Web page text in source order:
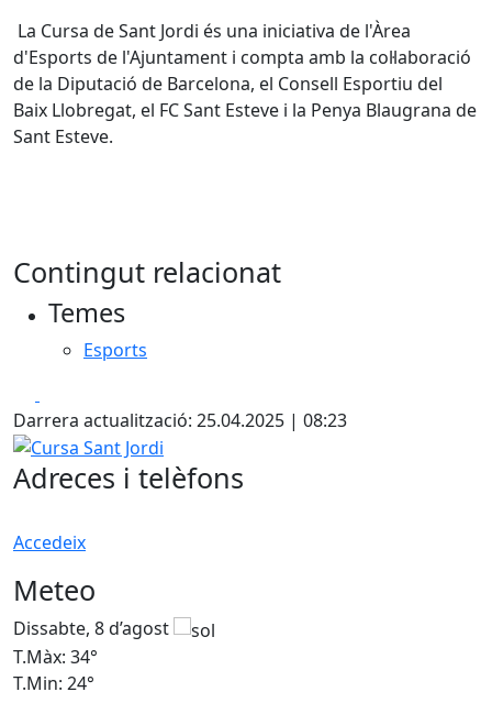
La Cursa de Sant Jordi és una iniciativa de l'Àrea
d'Esports de l'Ajuntament i compta amb la col·laboració
de la Diputació de Barcelona, el Consell Esportiu del
Baix Llobregat, el FC Sant Esteve i la Penya Blaugrana de
Sant Esteve.
Contingut relacionat
Temes
Esports
Darrera actualització: 25.04.2025 | 08:23
Cursa Sant Jordi
Adreces i telèfons
Accedeix
Meteo
Dissabte, 8 d’agost
T.Màx: 34°
T.Min: 24°